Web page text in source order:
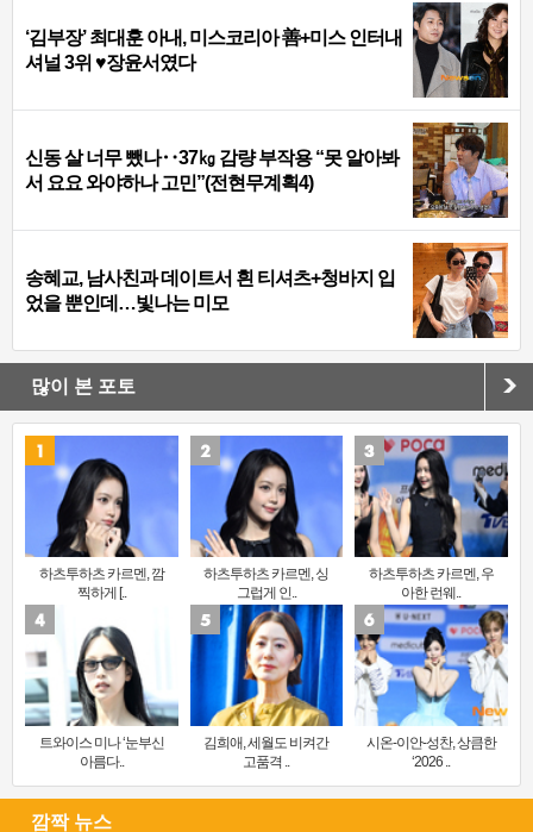
‘김부장’ 최대훈 아내, 미스코리아 善+미스 인터내
셔널 3위 ♥장윤서였다
신동 살 너무 뺐나‥37㎏ 감량 부작용 “못 알아봐
서 요요 와야하나 고민”(전현무계획4)
송혜교, 남사친과 데이트서 흰 티셔츠+청바지 입
었을 뿐인데…빛나는 미모
많이 본 포토
하츠투하츠 카르멘, 깜
찍하게 [..
하츠투하츠 카르멘, 싱
그럽게 인..
하츠투하츠 카르멘, 우
아한 런웨..
트와이스 미나 ‘눈부신
아름다..
김희애, 세월도 비켜간
고품격 ..
시온-이안-성찬, 상큼한
‘2026 ..
깜짝 뉴스